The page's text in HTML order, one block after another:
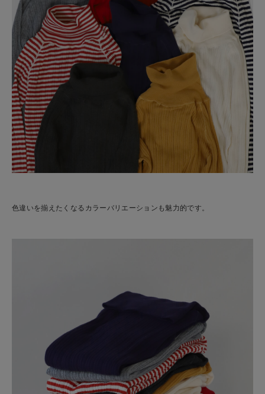
色違いを揃えたくなるカラーバリエーションも魅力的です。